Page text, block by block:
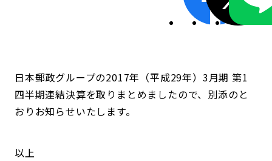
日本郵政グループの2017年（平成29年）3月期 第1
四半期連結決算を取りまとめましたので、別添のと
おりお知らせいたします。
以上